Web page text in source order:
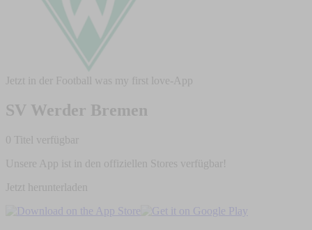
Jetzt in der Football was my first love-App
SV Werder Bremen
0 Titel verfügbar
Unsere App ist in den offiziellen Stores verfügbar!
Jetzt herunterladen